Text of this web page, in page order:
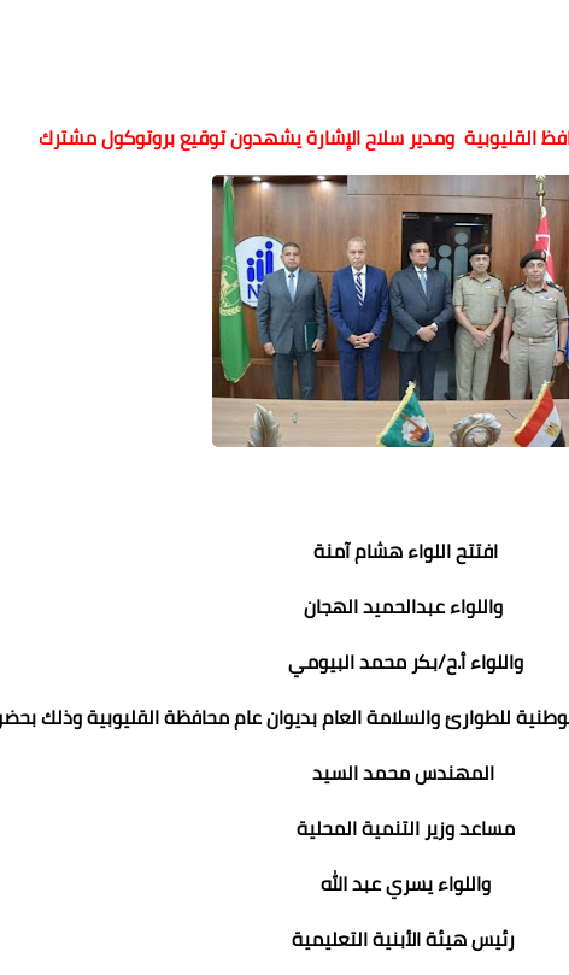
القليوبية ومدير سلاح الإشارة يشهدون توقيع بروتوكول مشترك
افتتح اللواء هشام آمنة
واللواء عبدالحميد الهجان
واللواء أ.ح/بكر محمد البيومي
للطوارئ والسلامة العام بديوان عام محافظة القليوبية وذلك
المهندس محمد السيد
مساعد وزير التنمية المحلية
واللواء يسري عبد الله
رئيس هيئة الأبنية التعليمية